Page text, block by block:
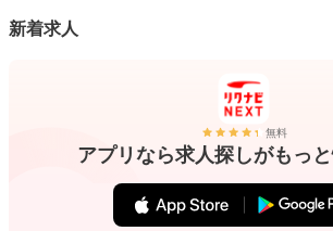
新着求人
無料
アプリなら求人探しがもっと